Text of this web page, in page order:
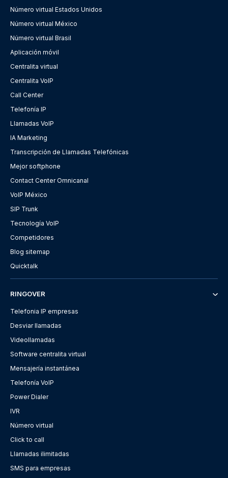
Número virtual Estados Unidos
Número virtual México
Número virtual Brasil
Aplicación móvil
Centralita virtual
Centralita VoIP
Call Center
Telefonía IP
Llamadas VoIP
IA Marketing
Transcripción de Llamadas Telefónicas
Mejor softphone
Contact Center Omnicanal
VoIP México
SIP Trunk
Tecnología VoIP
Competidores
Blog sitemap
Quicktalk
RINGOVER
Telefonia IP empresas
Desviar llamadas
Videollamadas
Software centralita virtual
Mensajería instantánea
Telefonía VoIP
Power Dialer
IVR
Número virtual
Click to call
Llamadas ilimitadas
SMS para empresas